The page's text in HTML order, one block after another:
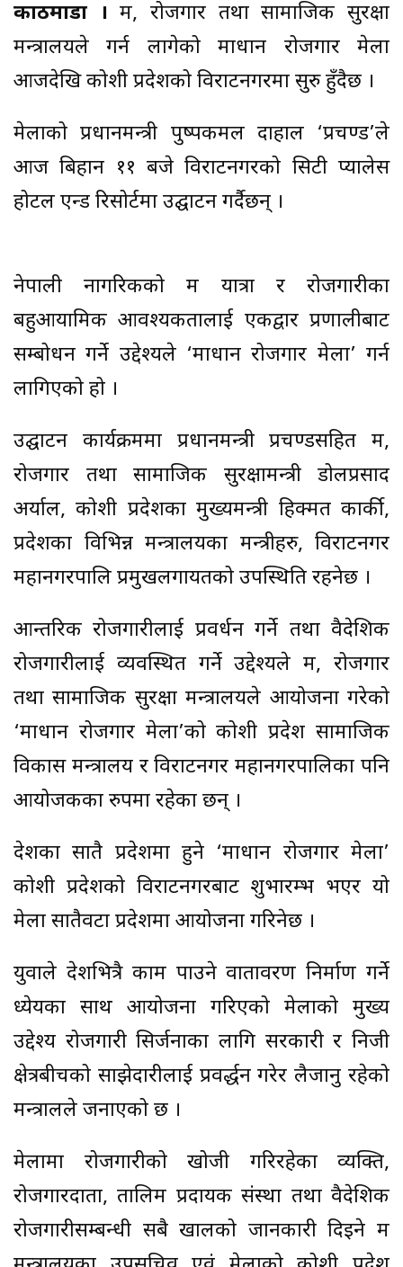
काठमाडौं । श्रम, रोजगार तथा सामाजिक सुरक्षा
मन्त्रालयले गर्न लागेको श्रमाधान रोजगार मेला
आजदेखि कोशी प्रदेशको विराटनगरमा सुरु हुँदैछ ।
मेलाको प्रधानमन्त्री पुष्पकमल दाहाल ‘प्रचण्ड’ले
आज बिहान ११ बजे विराटनगरको सिटी प्यालेस
होटल एन्ड रिसोर्टमा उद्घाटन गर्दैछन् ।
नेपाली नागरिकको श्रम यात्रा र रोजगारीका
बहुआयामिक आवश्यकतालाई एकद्वार प्रणालीबाट
सम्बोधन गर्ने उद्देश्यले ‘श्रमाधान रोजगार मेला’ गर्न
लागिएको हो ।
उद्घाटन कार्यक्रममा प्रधानमन्त्री प्रचण्डसहित श्रम,
रोजगार तथा सामाजिक सुरक्षामन्त्री डोलप्रसाद
अर्याल, कोशी प्रदेशका मुख्यमन्त्री हिक्मत कार्की,
प्रदेशका विभिन्न मन्त्रालयका मन्त्रीहरु, विराटनगर
महानगरपालि प्रमुखलगायतको उपस्थिति रहनेछ ।
आन्तरिक रोजगारीलाई प्रवर्धन गर्ने तथा वैदेशिक
रोजगारीलाई व्यवस्थित गर्ने उद्देश्यले श्रम, रोजगार
तथा सामाजिक सुरक्षा मन्त्रालयले आयोजना गरेको
‘श्रमाधान रोजगार मेला’को कोशी प्रदेश सामाजिक
विकास मन्त्रालय र विराटनगर महानगरपालिका पनि
आयोजकका रुपमा रहेका छन् ।
देशका सातै प्रदेशमा हुने ‘श्रमाधान रोजगार मेला’
कोशी प्रदेशको विराटनगरबाट शुभारम्भ भएर यो
मेला सातैवटा प्रदेशमा आयोजना गरिनेछ ।
युवाले देशभित्रै काम पाउने वातावरण निर्माण गर्ने
ध्येयका साथ आयोजना गरिएको मेलाको मुख्य
उद्देश्य रोजगारी सिर्जनाका लागि सरकारी र निजी
क्षेत्रबीचको साझेदारीलाई प्रवर्द्धन गरेर लैजानु रहेको
मन्त्रालले जनाएको छ ।
मेलामा रोजगारीको खोजी गरिरहेका व्यक्ति,
रोजगारदाता, तालिम प्रदायक संस्था तथा वैदेशिक
रोजगारीसम्बन्धी सबै खालको जानकारी दिइने श्रम